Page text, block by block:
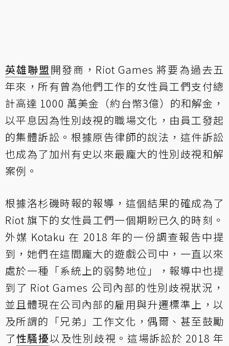
英雄聯盟 開發商，Riot Games 將要為過去五
年來，所有曾為他們工作的女性員工們支付總
計高達 1000 萬美金（約台幣3億）的和解金，
以平息因為性別歧視的職場文化，由員工發起
的集體訴訟。根據原告律師的說法，這件訴訟
也成為了加州有史以來最龐大的性別歧視和解
案例。
根據洛杉磯時報的報導，這個結果的確成為了
Riot 旗下的女性員工們一個期盼已久的時刻。
外媒 Kotaku 在 2018 年的一份調查報告中提
到，她們在這間龐大的遊戲公司中，一直以來
處於一種「系統上的弱勢地位」，報導中也提
到了 Riot Games 公司內部的性別歧視狀況，
並且體現在公司內部的雇用與升遷標準上，以
及所謂的「兄弟」工作文化，偶爾、甚至鼓勵
了性騷擾以及性別歧視。這場訴訟於 2018 年